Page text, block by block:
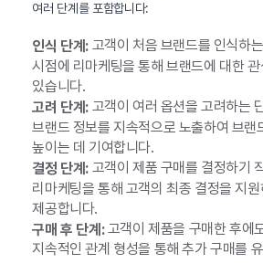
여러 단계를 포함합니다:
인식 단계:고객이 처음 브랜드를 인식하
시점에 리마케팅을 통해 브랜드에 대한
있습니다.
고려 단계:고객이 여러 옵션을 고려하는
브랜드 정보를 지속적으로 노출하여 브랜
높이는 데 기여합니다.
결정 단계:고객이 제품 구매를 결정하기
리마케팅을 통해 고객의 최종 결정을 지
제공합니다.
구매 후 단계:고객이 제품을 구매한 후에
지속적인 관계 형성을 통해 추가 구매를